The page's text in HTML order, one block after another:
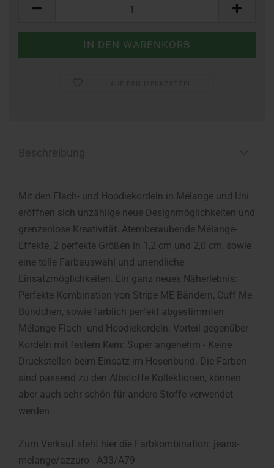
Mit den Flach- und Hoodiekordeln in Mélange und Uni
eröffnen sich unzählige neue Designmöglichkeiten und
grenzenlose Kreativität. Atemberaubende Mélange-
Effekte, 2 perfekte Größen in 1,2 cm und 2,0 cm, sowie
eine tolle Farbauswahl und unendliche
Einsatzmöglichkeiten. Ein ganz neues Näherlebnis:
Perfekte Kombination von Stripe ME Bändern, Cuff Me
Bündchen, sowie farblich perfekt abgestimmten
Mélange Flach- und Hoodiekordeln. Vorteil gegenüber
Kordeln mit festem Kern: Super angenehm - Keine
Druckstellen beim Einsatz im Hosenbund. Die Farben
sind passend zu den Albstoffe Kollektionen, können
aber auch sehr schön für andere Stoffe verwendet
werden.
Zum Verkauf steht hier die Farbkombination: jeans-
melange/azzuro - A33/A79